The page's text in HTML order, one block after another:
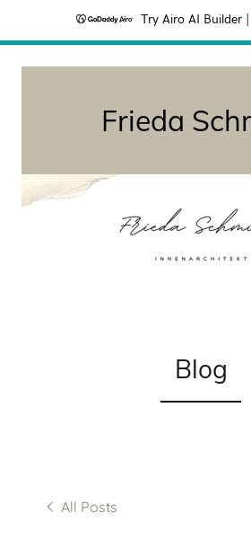
Try Airo AI Builder
Frieda
Blog
All Posts